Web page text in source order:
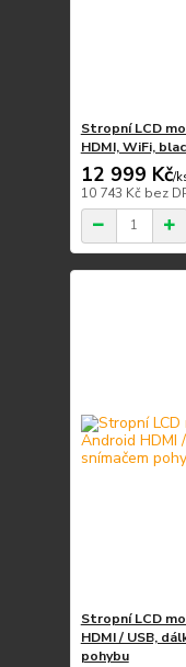
Stropní LCD
HDMI, WiFi,
12 999 Kč/
10 743 Kč bez
Stropní LCD
HDMI / USB,
pohybu